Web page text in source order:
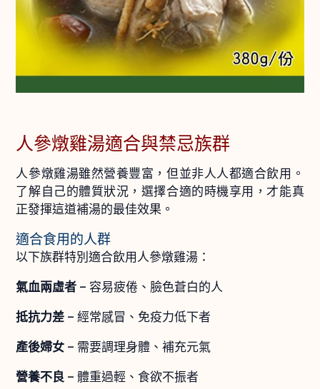
人參燉雞湯適合與禁忌族群
人參燉雞湯雖然營養豐富，但並非人人都適合飲用。
了解自己的體質狀況，選擇合適的時機享用，才能真
正發揮這道補湯的最佳效果。
適合食用的人群
以下族群特別適合飲用人參燉雞湯：
氣血兩虛者 – 容易疲倦、臉色蒼白的人
抵抗力差 – 經常感冒、免疫力低下者
產後婦女 – 需要調理身體、補充元氣
營養不良 – 體重過輕、食欲不振者